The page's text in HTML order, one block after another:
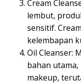
Cream
lembut,
sensitif.
kelembapan
Oil Cleanser:
bahan
makeup,